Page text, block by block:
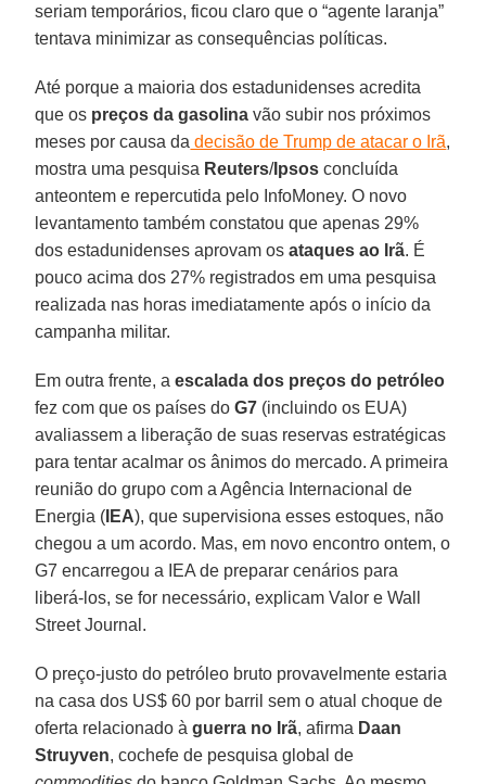
seriam temporários, ficou claro que o “agente laranja”
tentava minimizar as consequências políticas.
Até porque a maioria dos estadunidenses acredita
que os preços da gasolina vão subir nos próximos
meses por causa da decisão de Trump de atacar o Irã,
mostra uma pesquisa Reuters/Ipsos concluída
anteontem e repercutida pelo InfoMoney. O novo
levantamento também constatou que apenas 29%
dos estadunidenses aprovam osataques ao Irã. É
pouco acima dos 27% registrados em uma pesquisa
realizada nas horas imediatamente após o início da
campanha militar.
Em outra frente, aescalada dos preços do petróleo
fez com que os países doG7 (incluindo os EUA)
avaliassem a liberação de suas reservas estratégicas
para tentar acalmar os ânimos do mercado. A primeira
reunião do grupo com a Agência Internacional de
Energia ( IEA), que supervisiona esses estoques, não
chegou a um acordo. Mas, em novo encontro ontem, o
G7 encarregou a IEA de preparar cenários para
liberá-los, se for necessário, explicam Valor e Wall
Street Journal.
O preço-justo do petróleo bruto provavelmente estaria
na casa dos US$ 60 por barril sem o atual choque de
oferta relacionado à guerra no Irã, afirma Daan
Struyven, cochefe de pesquisa global de